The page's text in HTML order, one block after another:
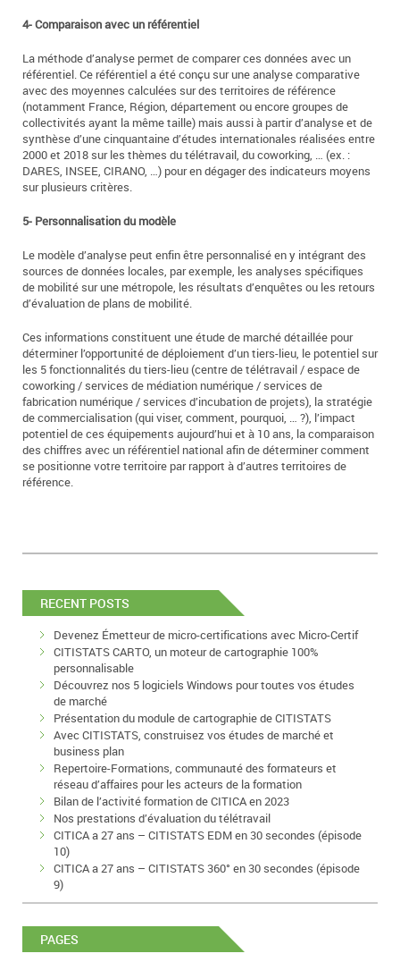
4- Comparaison avec un référentiel
La méthode d’analyse permet de comparer ces données avec un
référentiel. Ce référentiel a été conçu sur une analyse comparative
avec des moyennes calculées sur des territoires de référence
(notamment France, Région, département ou encore groupes de
collectivités ayant la même taille) mais aussi à partir d’analyse et de
synthèse d’une cinquantaine d’études internationales réalisées entre
2000 et 2018 sur les thèmes du télétravail, du coworking, … (ex. :
DARES, INSEE, CIRANO, …) pour en dégager des indicateurs moyens
sur plusieurs critères.
5- Personnalisation du modèle
Le modèle d’analyse peut enfin être personnalisé en y intégrant des
sources de données locales, par exemple, les analyses spécifiques
de mobilité sur une métropole, les résultats d’enquêtes ou les retours
d’évaluation de plans de mobilité.
Ces informations constituent une étude de marché détaillée pour
déterminer l’opportunité de déploiement d’un tiers-lieu, le potentiel sur
les 5 fonctionnalités du tiers-lieu (centre de télétravail / espace de
coworking / services de médiation numérique / services de
fabrication numérique / services d’incubation de projets), la stratégie
de commercialisation (qui viser, comment, pourquoi, … ?), l’impact
potentiel de ces équipements aujourd’hui et à 10 ans, la comparaison
des chiffres avec un référentiel national afin de déterminer comment
se positionne votre territoire par rapport à d’autres territoires de
référence.
RECENT POSTS
Devenez Émetteur de micro-certifications avec Micro-Certif
CITISTATS CARTO, un moteur de cartographie 100%
personnalisable
Découvrez nos 5 logiciels Windows pour toutes vos études
de marché
Présentation du module de cartographie de CITISTATS
Avec CITISTATS, construisez vos études de marché et
business plan
Repertoire-Formations, communauté des formateurs et
réseau d’affaires pour les acteurs de la formation
Bilan de l’activité formation de CITICA en 2023
Nos prestations d’évaluation du télétravail
CITICA a 27 ans – CITISTATS EDM en 30 secondes (épisode
10)
CITICA a 27 ans – CITISTATS 360° en 30 secondes (épisode
9)
PAGES